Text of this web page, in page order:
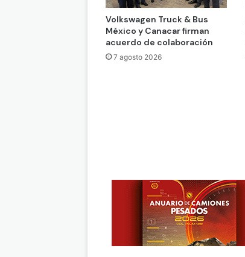
Volkswagen Truck & Bus
México y Canacar firman
acuerdo de colaboración
7 agosto 2026